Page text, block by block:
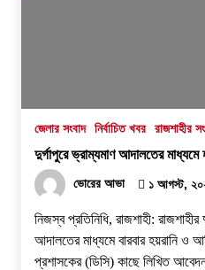
জেলার সংবাদ নির্বাচিত খবর রাজশাহীর
দুর্গাপুরে ভ্রাম্যমাণ আদালতের
ভোরের আভা ১ আগস্ট,
নিজস্ব প্রতিনিধি, রাজশাহী:
আদালতের মাধ্যমে বারবার হয়রানি ও
প্রশাসকের (ডিসি) কাছে লিখিত